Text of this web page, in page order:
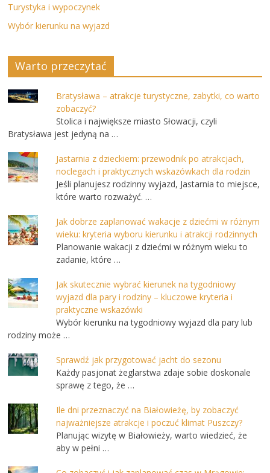
Turystyka i wypoczynek
Wybór kierunku na wyjazd
Warto przeczytać
Bratysława – atrakcje turystyczne, zabytki, co warto
zobaczyć?
Stolica i największe miasto Słowacji, czyli
Bratysława jest jedyną na …
Jastarnia z dzieckiem: przewodnik po atrakcjach,
noclegach i praktycznych wskazówkach dla rodzin
Jeśli planujesz rodzinny wyjazd, Jastarnia to miejsce,
które warto rozważyć. …
Jak dobrze zaplanować wakacje z dziećmi w różnym
wieku: kryteria wyboru kierunku i atrakcji rodzinnych
Planowanie wakacji z dziećmi w różnym wieku to
zadanie, które …
Jak skutecznie wybrać kierunek na tygodniowy
wyjazd dla pary i rodziny – kluczowe kryteria i
praktyczne wskazówki
Wybór kierunku na tygodniowy wyjazd dla pary lub
rodziny może …
Sprawdź jak przygotować jacht do sezonu
Każdy pasjonat żeglarstwa zdaje sobie doskonale
sprawę z tego, że …
Ile dni przeznaczyć na Białowieżę, by zobaczyć
najważniejsze atrakcje i poczuć klimat Puszczy?
Planując wizytę w Białowieży, warto wiedzieć, że
aby w pełni …